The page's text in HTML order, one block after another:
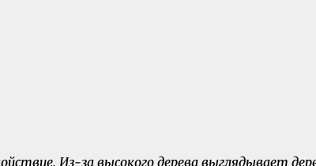
Из-за высокого дерева выглядывает